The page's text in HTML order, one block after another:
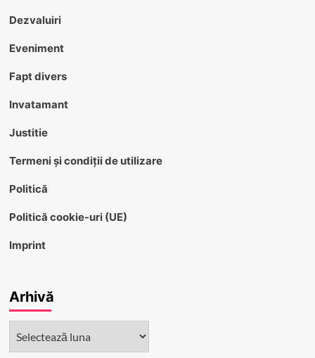
Dezvaluiri
Eveniment
Fapt divers
Invatamant
Justitie
Termeni și condiții de utilizare
Politică
Politică cookie-uri (UE)
Imprint
Arhivă